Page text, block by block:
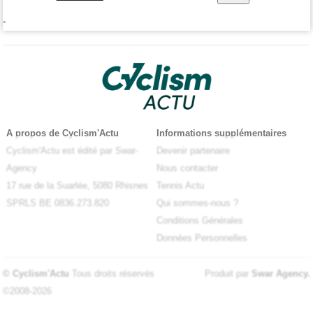
-
A propos de Cyclism'Actu
Cyclism'Actu est édité par Swar-
Agency
17 rue de la Suarlée, 5080 Rhisnes
SPRLS BE 0836.273.820
Informations supplémentaires
Devenir partenaire
Nous contacter
Tennis Actu
Qui sommes-nous ?
Conditions Générales
Données Personnelles
© Cyclism'Actu Tous droits réservés
©2008-2026
Produit par Swar Agency.